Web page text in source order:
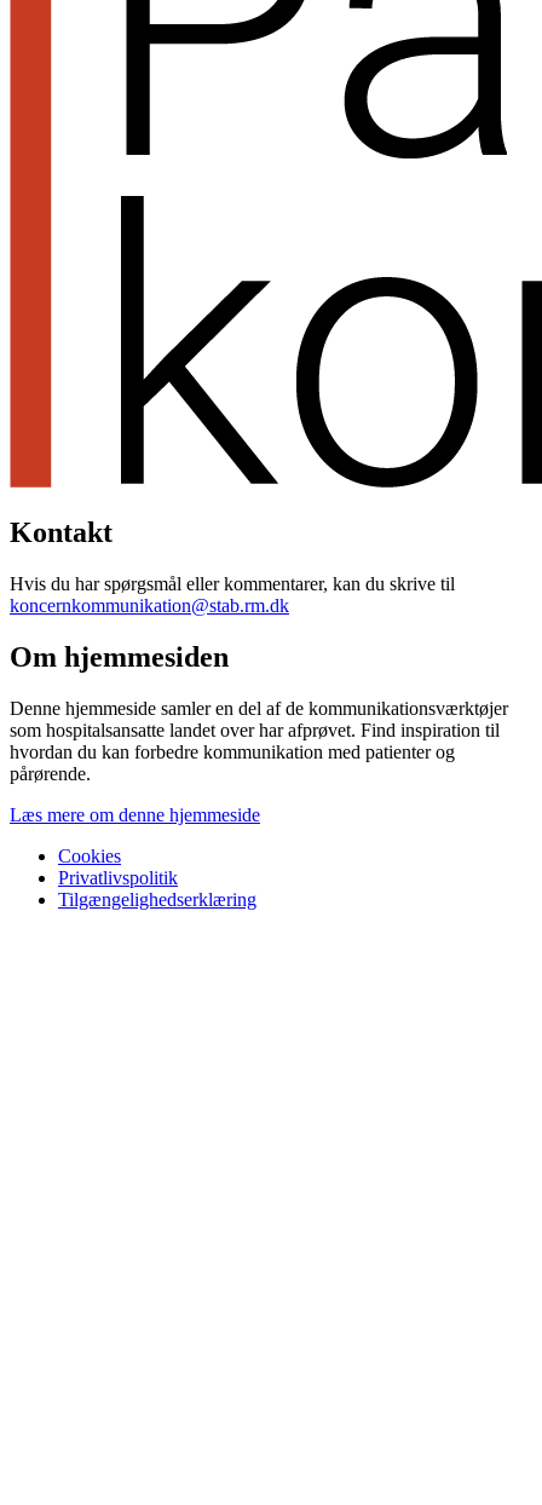
Kontakt
Hvis du har spørgsmål eller kommentarer, kan du skrive til
koncernkommunikation@stab.rm.dk
Om hjemmesiden
Denne hjemmeside samler en del af de kommunikationsværktøjer
som hospitalsansatte landet over har afprøvet. Find inspiration til
hvordan du kan forbedre kommunikation med patienter og
pårørende.
Læs mere om denne hjemmeside
Cookies
Privatlivspolitik
Tilgængelighedserklæring